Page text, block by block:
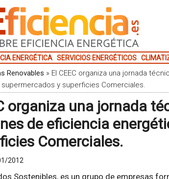
ENERGÉTICA SERVICIOS ENERGÉTICOS
Renovables » El CEEC organiza una jornada
y superficies Comerciales.
organiza una jornada
de eficiencia
Comerciales.
2012
Sostenibles, es un grupo de empresas